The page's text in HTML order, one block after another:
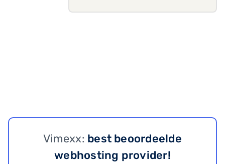
Vimexx: best beoordeelde
webhosting provider!